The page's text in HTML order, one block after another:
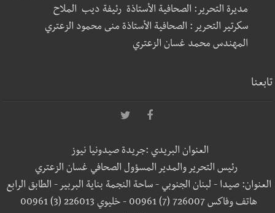
مديرة التحرير: الصحافية الأستاذة رئيفة ديب الملاح
سكرتير التحرير : الصحافية الأستاذة منى محمود الزعتري
المهندس محمد غسان الزعتري
تابعنا
العنوان البريدي :جريدة صيدونيا نيوز
رئيس التحرير والمدير المسؤول الصحافي غسان الزعتري
العنوان: صيدا - لبنان الجنوبي - ساحة النجمة بناية البربير - الطابق الرابع
هاتف وفاكس 726007 (7) 00961 - خليوي 226013 (3) 00961